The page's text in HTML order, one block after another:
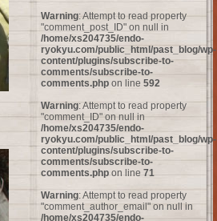
Warning: Attempt to read property
"comment_post_ID" on null in
/home/xs204735/endo-
ryokyu.com/public_html/past_blog/wp-
content/plugins/subscribe-to-
comments/subscribe-to-
comments.php on line 592
Warning: Attempt to read property
"comment_ID" on null in
/home/xs204735/endo-
ryokyu.com/public_html/past_blog/wp-
content/plugins/subscribe-to-
comments/subscribe-to-
comments.php on line 71
Warning: Attempt to read property
"comment_author_email" on null in
/home/xs204735/endo-